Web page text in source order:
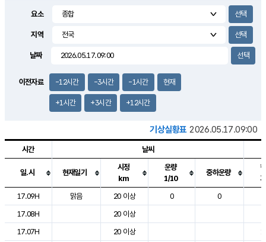
2.6m/s
요소
지역
날짜
이전자료 -12시간 -3시간 -1시간 현재
+1시간 +3시간 +12시간
기상실황표 2026.05.17.09:00
도시별 기상실황표로 지점, 날씨, 기온, 강수, 바람, 기압등을 안내한 표입
시간 날씨
일.시 현재일기
시정
km
운량
1/10
중하운량
17.09H
맑음 20 이상 0 0
17.08H
20 이상
17.07H
20 이상